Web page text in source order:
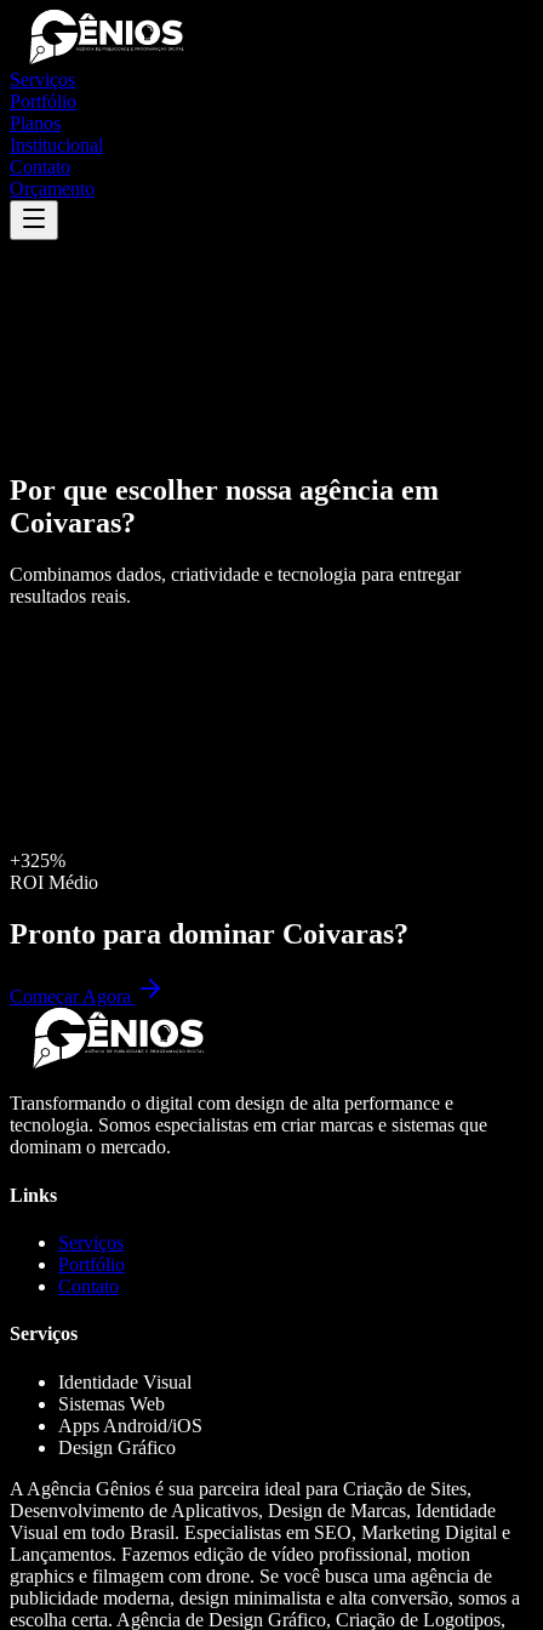
Serviços
Portfólio
Planos
Institucional
Contato
Orçamento
Por que escolher nossa agência em
Coivaras?
Combinamos dados, criatividade e tecnologia para entregar
resultados reais.
+325%
ROI Médio
Pronto para dominar Coivaras?
Começar Agora
Transformando o digital com design de alta performance e
tecnologia. Somos especialistas em criar marcas e sistemas que
dominam o mercado.
Links
Serviços
Portfólio
Contato
Serviços
Identidade Visual
Sistemas Web
Apps Android/iOS
Design Gráfico
A Agência Gênios é sua parceira ideal para Criação de Sites,
Desenvolvimento de Aplicativos, Design de Marcas, Identidade
Visual em todo Brasil. Especialistas em SEO, Marketing Digital e
Lançamentos. Fazemos edição de vídeo profissional, motion
graphics e filmagem com drone. Se você busca uma agência de
publicidade moderna, design minimalista e alta conversão, somos a
escolha certa. Agência de Design Gráfico, Criação de Logotipos,